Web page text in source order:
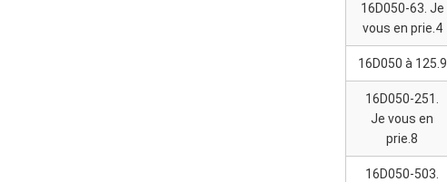
16D050-63. Je
vous en prie.4
16D050 à 125.9
16D050-251.
Je vous en
prie.8
16D050-503.